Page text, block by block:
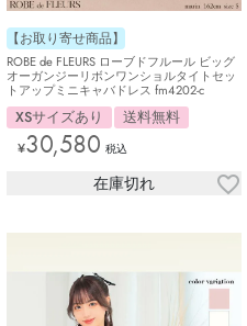
【お取り寄せ商品】
ROBE de FLEURS ローブドフルール ビッグ
オーガンジーリボンワンショルタイトセッ
トアップミニキャバドレス fm4202-c
XSサイズあり 送料無料
¥30,580 税込
在庫切れ